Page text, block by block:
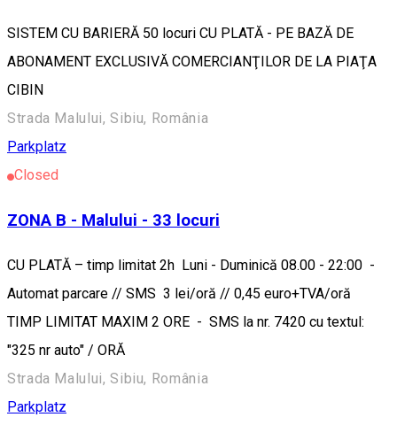
SISTEM CU BARIERĂ 50 locuri CU PLATĂ - PE BAZĂ DE
ABONAMENT EXCLUSIVĂ COMERCIANŢILOR DE LA PIAŢA
CIBIN
Strada Malului, Sibiu, România
Parkplatz
Closed
ZONA B - Malului - 33 locuri
CU PLATĂ – timp limitat 2h Luni - Duminică 08.00 - 22:00 -
Automat parcare // SMS 3 lei/oră // 0,45 euro+TVA/oră
TIMP LIMITAT MAXIM 2 ORE - SMS la nr. 7420 cu textul:
"325 nr auto" / ORĂ
Strada Malului, Sibiu, România
Parkplatz